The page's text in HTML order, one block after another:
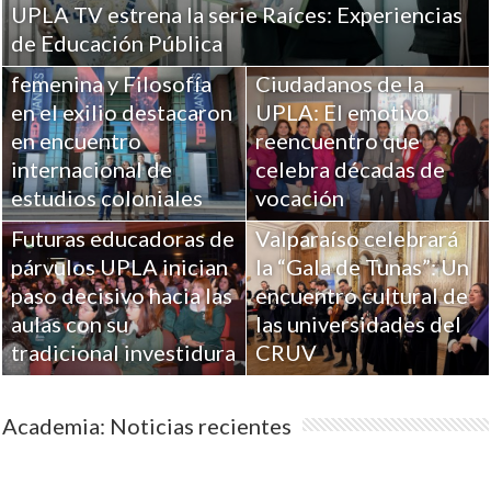
UPLA TV estrena la serie Raíces: Experiencias
de Educación Pública
Investigaciones UPLA
sobre Religiosidad
femenina y Filosofía
en el exilio destacaron
en encuentro
internacional de
estudios coloniales
Ciudadanos de la
UPLA: El emotivo
reencuentro que
celebra décadas de
vocación
Futuras educadoras de
párvulos UPLA inician
paso decisivo hacia las
aulas con su
tradicional investidura
Valparaíso celebrará
la “Gala de Tunas”: Un
encuentro cultural de
las universidades del
CRUV
Academia: Noticias recientes